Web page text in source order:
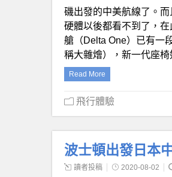
磯出發的中美航線了。
硬體以後都看不到了，
艙（Delta One）已有一
稱大雜燴），新一代座
Read More
飛行體驗
波士頓出發日本
讀者投稿 2020-08-02